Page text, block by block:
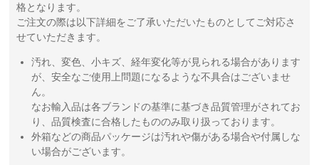
格となります。
ご注文の際は以下詳細をご了承いただいたものとしてご対応さ
せていただきます。
汚れ、変色、小キズ、経年変化等が見られる場合があります
が、安全なご使用上問題になるような不具合はございませ
ん。
なお輸入品は各ブランドの基準に基づき品質管理がされてお
り、品質検査に合格したもののみ取り扱っております。
外箱などの商品パッケージは汚れや傷がある場合や付属しな
い場合がございます。